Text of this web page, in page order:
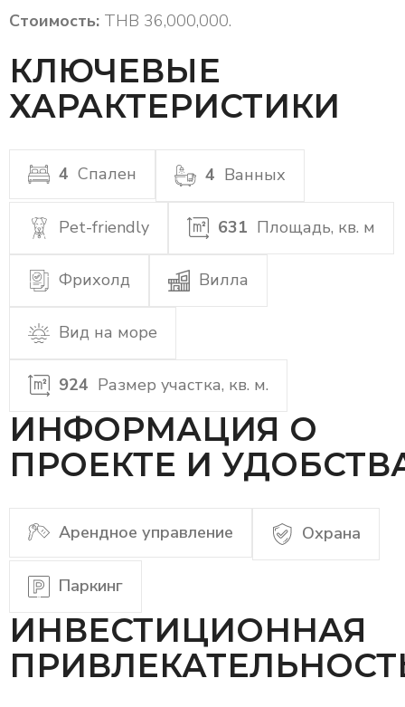
Стоимость: THB 36,000,000.
КЛЮЧЕВЫЕ
ХАРАКТЕРИСТИКИ
4 Спален 4 Ванных
Pet-friendly 631 Площадь, кв. м
Фрихолд Вилла
Вид на море
924 Размер участка, кв. м.
ИНФОРМАЦИЯ О
ПРОЕКТЕ И
Арендное управление Охрана
Паркинг
ИНВЕСТИЦИОННАЯ